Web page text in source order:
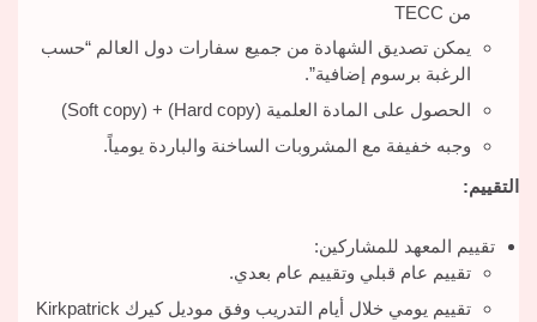
من TECC
يمكن تصديق الشهادة من جميع سفارات دول العالم “حسب
الرغبة برسوم إضافية”.
الحصول على المادة العلمية (Hard copy) + (Soft copy)
وجبه خفيفة مع المشروبات الساخنة والباردة يومياً.
التقييم:
تقييم المعهد للمشاركين:
تقييم عام قبلي وتقييم عام بعدي.
تقييم يومي خلال أيام التدريب وفق موديل كيرك Kirkpatrick